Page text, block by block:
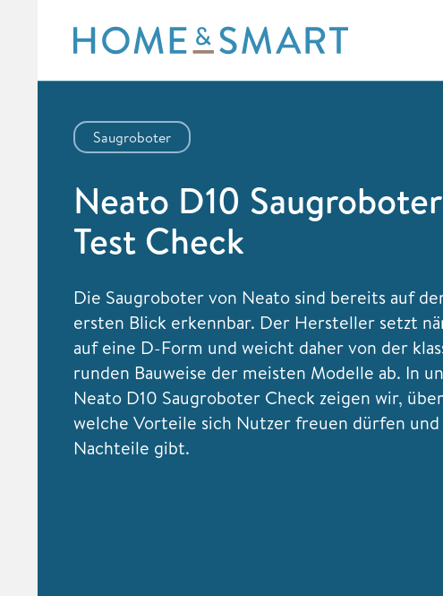
content
Saugroboter
Neato D10
Test Check
Die Saugroboter von Neato sind bereits auf
ersten Blick erkennbar. Der Hersteller setzt
auf eine D-Form und weicht daher von der
runden Bauweise der meisten Modelle ab. In
Neato D10 Saugroboter Check zeigen wir, über
welche Vorteile sich Nutzer freuen dürfen und
Nachteile gibt.